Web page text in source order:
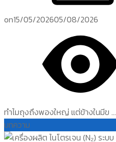
on15/05/202605/08/2026
ทำไมถุงถึงพองใหญ่ แต่ข้างในมีข ...
บทความ